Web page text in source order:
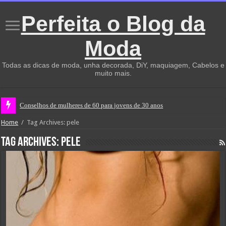
Perfeita o Blog da
Moda
Todas as dicas de moda, unha decorada, DiY, maquiagem, Cabelos e
muito mais.
Conselhos de mulheres de 60 para jovens de 30 anos
Home / Tag Archives: pele
Tag Archives: pele